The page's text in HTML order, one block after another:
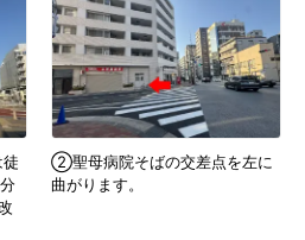
②聖母病院そばの交差点を左に
曲がります。